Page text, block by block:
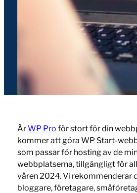
ÄrWP Pro för stort för din
kommer att göra WP Start-
som passar för hosting av de
webbplatserna, tillgängligt för
våren 2024. Vi rekommenderar
bloggare, företagare,